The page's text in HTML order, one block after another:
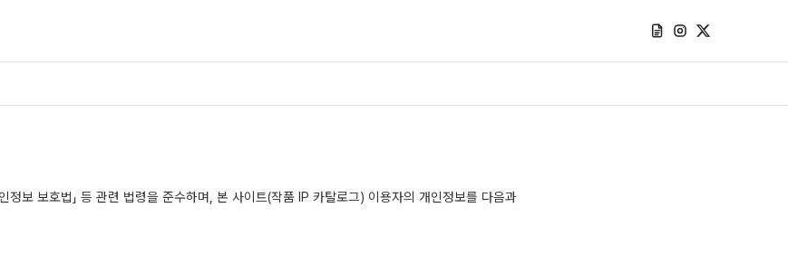
정보 보호법」 등 관련 법령을 준수하며, 본 사이트(작품 IP 카탈로그) 이용자의 개인정보를 다음과